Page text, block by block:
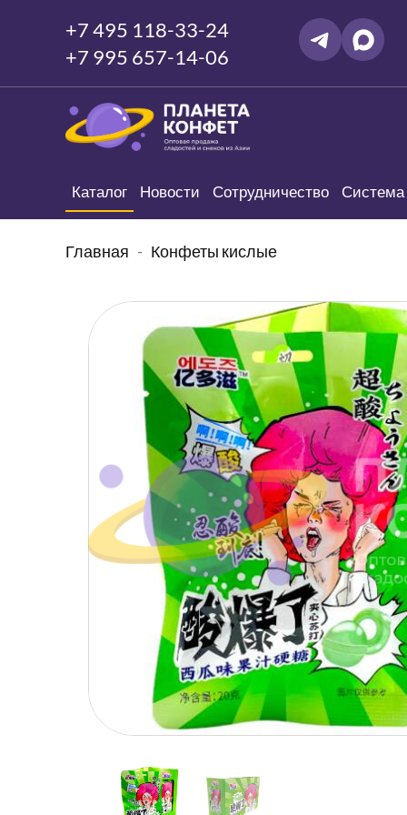
+7 495 118-33-24
+7 995 657-14-06
Каталог Новости Сотрудничество Система
Главная Конфеты кислые